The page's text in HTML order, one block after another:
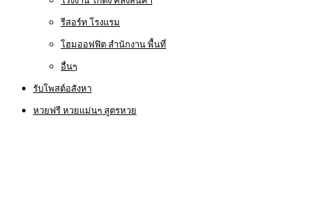
รีสอร์ท โรงแรม
โฮมออฟฟิต สำนักงาน พื้นที่
อื่นๆ
รับโพสต์อสังหา
หวยฟรี หวยแม่นๆ สูตรหวย